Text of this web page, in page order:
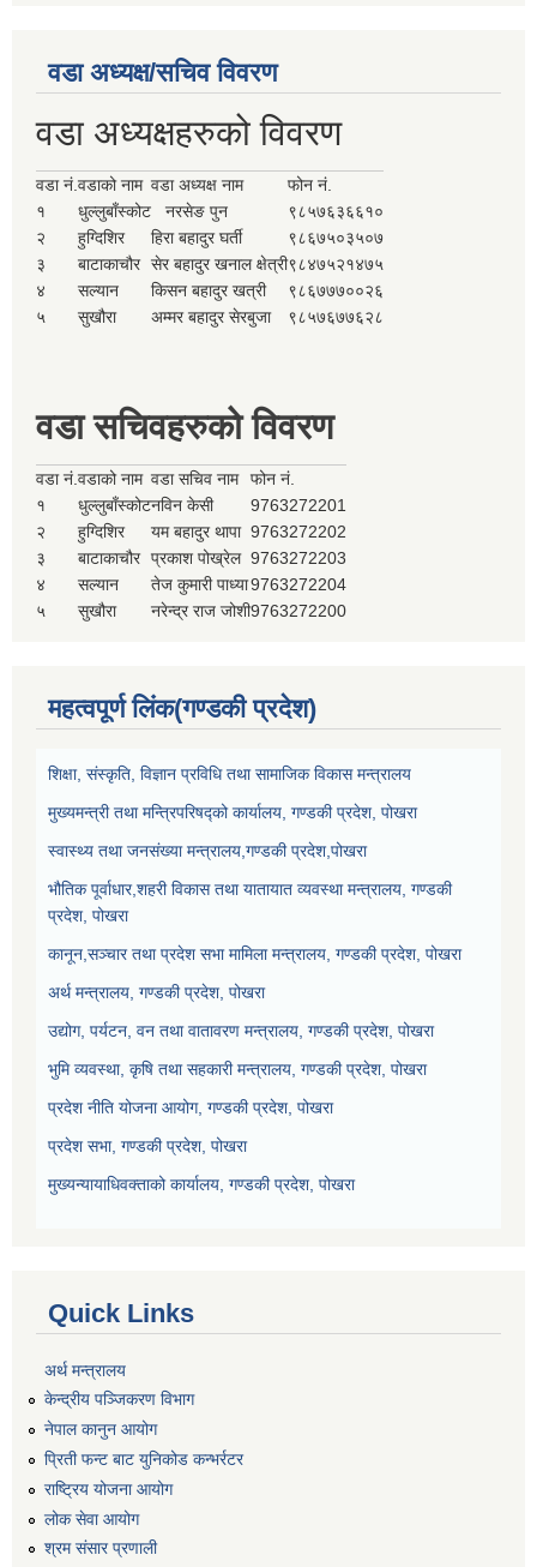
वडा अध्यक्ष/सचिव विवरण
वडा अध्यक्षहरुको विवरण
वडा नं. वडाको नाम वडा अध्यक्ष नाम
फोन नं.
१
धुल्लुबाँस्कोट नरसेङ पुन
९८५७६३६६१०
२
हुग्दिशिर हिरा बहादुर घर्ती
९८६७५०३५०७
३
बाटाकाचौर सेर बहादुर खनाल क्षेत्री९८४७५२१४७५
४
सल्यान किसन बहादुर खत्री
९८६७७७००२६
५
सुखौरा अम्मर बहादुर सेरबुजा ९८५७६७७६२८
वडा सचिवहरुको विवरण
वडा नं. वडाको नाम वडा सचिव नाम
फोन नं.
१
धुल्लुबाँस्कोटनविन केसी
9763272201
२
हुग्दिशिर यम बहादुर थापा 9763272202
३
बाटाकाचौर प्रकाश पोख्रेल 9763272203
४
सल्यान तेज कुमारी पाध्या9763272204
५
सुखौरा नरेन्द्र राज जोशी9763272200
महत्वपूर्ण लिंक(गण्डकी प्रदेश)
शिक्षा, संस्कृति, विज्ञान प्रविधि तथा सामाजिक विकास मन्त्रालय
मुख्यमन्त्री तथा मन्त्रिपरिषद्को कार्यालय, गण्डकी प्रदेश, पोखरा
स्वास्थ्य तथा जनसंख्या मन्त्रालय,गण्डकी प्रदेश,पोखरा
भौतिक पूर्वाधार,शहरी विकास तथा यातायात व्यवस्था मन्त्रालय, गण्डकी
प्रदेश, पोखरा
कानून,सञ्चार तथा प्रदेश सभा मामिला मन्त्रालय, गण्डकी प्रदेश, पोखरा
अर्थ मन्त्रालय, गण्डकी प्रदेश, पोखरा
उद्योग, पर्यटन, वन तथा वातावरण मन्त्रालय, गण्डकी प्रदेश, पोखरा
भुमि व्यवस्था, कृषि तथा सहकारी मन्त्रालय, गण्डकी प्रदेश, पोखरा
प्रदेश नीति योजना आयोग, गण्डकी प्रदेश, पोखरा
प्रदेश सभा, गण्डकी प्रदेश, पोखरा
मुख्यन्यायाधिवक्ताको कार्यालय, गण्डकी प्रदेश, पोखरा
Quick Links
अर्थ मन्त्रालय
केन्द्रीय पञ्जिकरण विभाग
नेपाल कानुन आयोग
प्रिती फन्ट बाट युनिकोड कन्भर्रटर
राष्ट्रिय योजना आयोग
लोक सेवा आयोग
श्रम संसार प्रणाली